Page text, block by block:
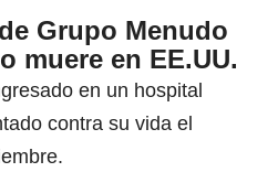
Grupo Menudo
muere en EE.UU.
en un hospital
contra su vida el